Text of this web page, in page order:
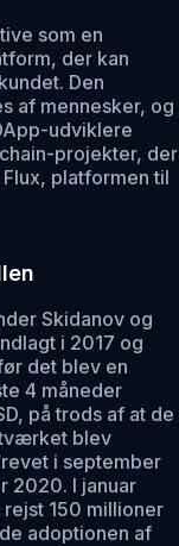
som en
der kan
Den
af mennesker, og
udviklere
projekter, der
platformen til
Skidanov og
i 2017 og
det blev en
4 måneder
på trods af at de
blev
i september
2020. I januar
150 millioner
adoptionen af